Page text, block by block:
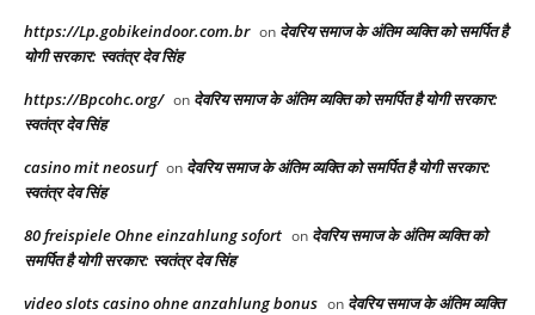
https://Lp.gobikeindoor.com.br on देवरिय समाज के अंतिम व्यक्ति को समर्पित है
योगी सरकार: स्वतंत्र देव सिंह
https://Bpcohc.org/ on देवरिय समाज के अंतिम व्यक्ति को समर्पित है योगी सरकार:
स्वतंत्र देव सिंह
casino mit neosurf on देवरिय समाज के अंतिम व्यक्ति को समर्पित है योगी सरकार:
स्वतंत्र देव सिंह
80 freispiele Ohne einzahlung sofort on देवरिय समाज के अंतिम व्यक्ति को
समर्पित है योगी सरकार: स्वतंत्र देव सिंह
video slots casino ohne anzahlung bonus on देवरिय समाज के अंतिम व्यक्ति